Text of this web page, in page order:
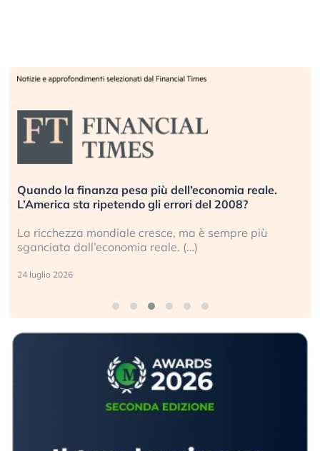
Quando la finanza pesa più dell’economia reale.
L’America sta ripetendo gli errori del 2008?
La ricchezza mondiale cresce, ma è sempre più
sganciata dall’economia reale. (…)
24 luglio 2026